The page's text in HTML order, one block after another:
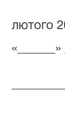
лютого